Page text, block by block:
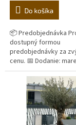
Do košíka
📦 Predobjednávka
dostupný formou
predobjednávky za
cenu. 📅 Dodanie:
Originálny terakotový
Imprunety v Taliansku.
výroba,...